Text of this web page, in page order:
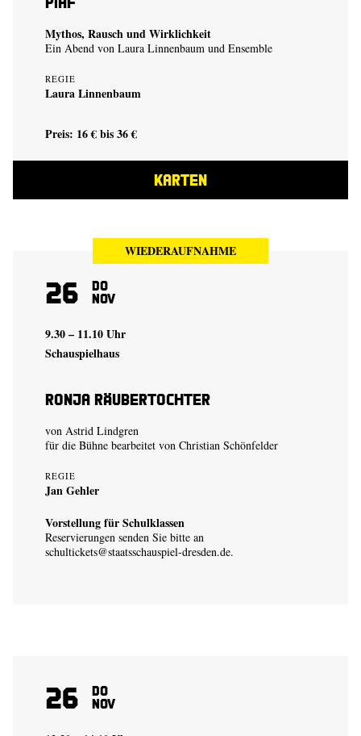
Mythos, Rausch und Wirklichkeit
Ein Abend von Laura Linnenbaum und Ensemble
REGIE
Laura Linnenbaum
Preis: 16 € bis 36 €
KARTEN
WIEDERAUFNAHME
26 Do
Nov
9.30 – 11.10 Uhr
Schauspielhaus
Ronja Räubertochter
von Astrid Lindgren
für die Bühne bearbeitet von Christian Schönfelder
REGIE
Jan Gehler
Vorstellung für Schulklassen
Reservierungen senden Sie bitte an
schultickets@staatsschauspiel-dresden.de.
26 Do
Nov